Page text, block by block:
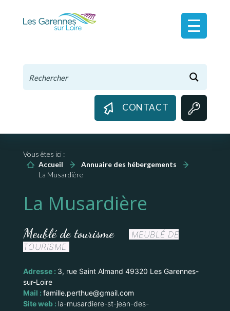
CONTACT
Vous êtes ici :
Accueil
Annuaire des hébergements
La Musardière
La Musardière
Meublé de tourisme
MEUBLÉ DE
TOURISME
Adresse : 3, rue Saint Almand 49320 Les Garennes-
sur-Loire
Mail : famille.perthue@gmail.com
Site web : la-musardiere-st-jean-des-